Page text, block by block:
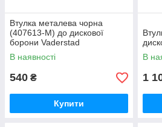
Втулка металева чорна
(407613-M) до дискової
борони Vaderstad
В наявності
540 ₴
Купити
В
1